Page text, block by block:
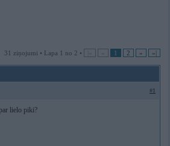
31 ziņojumi • Lapa 1 no 2 • |« « 1 2 » »|
#1
lielo piki?